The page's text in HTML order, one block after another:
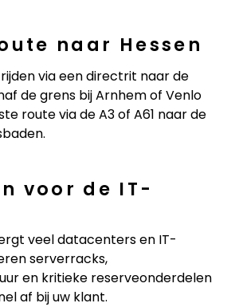
naar Hessen
via een directrit naar de
de grens bij Arnhem of Venlo
route via de A3 of A61 naar de
voor de IT-
veel datacenters en IT-
serverracks,
en kritieke reserveonderdelen
af bij uw klant.